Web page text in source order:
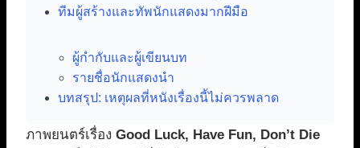
ทีมผู้สร้างและทัพนักแสดงมากฝีมือ
ผู้กำกับและผู้เขียนบท
รายชื่อนักแสดงนำ
บทสรุป: เหตุผลที่หนังเรื่องนี้ไม่ควรพลาด
ภาพยนตร์เรื่อง Good Luck, Have Fun, Don’t Die